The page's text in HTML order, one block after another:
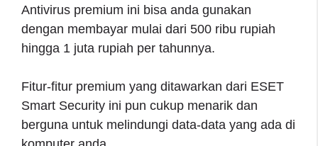
Antivirus premium ini bisa anda gunakan
dengan membayar mulai dari 500 ribu rupiah
hingga 1 juta rupiah per tahunnya.
Fitur-fitur premium yang ditawarkan dari ESET
Smart Security ini pun cukup menarik dan
berguna untuk melindungi data-data yang ada di